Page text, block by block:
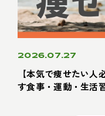
2026.07.27
【本気で痩せたい
す食事・運動・生活